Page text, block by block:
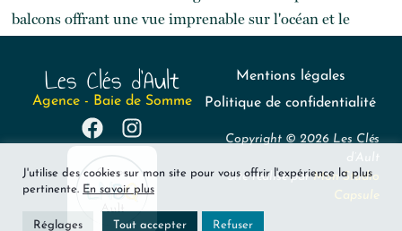
Les Clés d'Ault
Agence - Baie de Somme
Mentions légales
Politique de confidentialité
Copyright © 2026 Les Clés
d’Ault
Site réalisé parMon Studio
Capsule
J'utilise des cookies sur mon site pour vous offrir l'expérience la plus
pertinente. En savoir plus
Réglages Tout accepter Refuser